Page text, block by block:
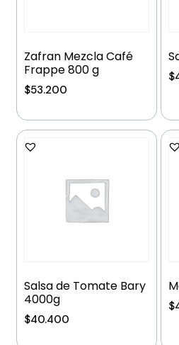
Zafran Mezcla Café
Frappe 800 g
$53.200
$
Salsa de Tomate Bary
4000g
$40.400
$